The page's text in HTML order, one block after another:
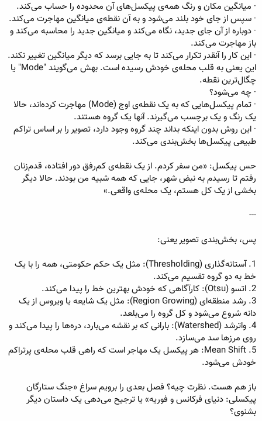
· میانگین مکان و رنگ همه‌ی پیکسل‌های آن محدوده را حساب می‌کند.
· سپس از جای خود بلند می‌شود و به آن نقطه‌ی میانگین مهاجرت می‌کند.
· دوباره از آن جای جدید، نگاه می‌کند و میانگین جدید را محاسبه می‌کند و
باز مهاجرت می‌کند.
· این کار را آنقدر تکرار می‌کند تا به جایی برسد که دیگر میانگین تغییر نکند.
این یعنی به قلب محله‌ی خودش رسیده است. بهش می‌گویند "Mode" یا
چگال‌ترین نقطه.
· چه می‌شود؟
· تمام پیکسل‌هایی که به یک نقطه‌ی اوج (Mode) مهاجرت کرده‌اند، حالا
یک رنگ و یک برچسب می‌گیرند. آنها یک گروه هستند.
· این روش بدون اینکه بداند چند گروه وجود دارد، تصویر را بر اساس تراکم
طبیعی پیکسل‌ها بخش‌بندی می‌کند.
حس پیکسل: «من سفر کردم. از یک نقطه‌ی کم‌رفق دور افتاده، قدم‌زنان
رفتم تا رسیدم به نبض شهر، جایی که همه شبیه من بودند. حالا دیگر
بخشی از یک کل هستم، یک محله‌ی واقعی.»
---
پس، بخش‌بندی تصویر یعنی:
1. آستانه‌گذاری (Thresholding): مثل یک حکم حکومتی، همه را با یک
خط به دو گروه تقسیم می‌کند.
2. اتسو (Otsu): کارآگاهی که خودش بهترین خط را پیدا می‌کند.
3. رشد منطقه‌ای (Region Growing): مثل یک شایعه یا ویروس از یک
دانه شروع می‌شود و کل گروه را می‌بلعد.
4. واترشد (Watershed): بارانی که بر نقشه می‌بارد، دره‌ها را پیدا می‌کند و
روی مرزها سد می‌سازد.
5. Mean Shift: هر پیکسل یک مهاجر است که راهی قلب محله‌ی پرتراکم
خودش می‌شود.
باز هم هست. نظرت چیه؟ فصل بعدی را برویم سراغ «جنگ ستارگان
پیکسلی: دنیای فرکانس و فوریه» یا ترجیح می‌دهی یک داستان دیگر
بشنوی؟